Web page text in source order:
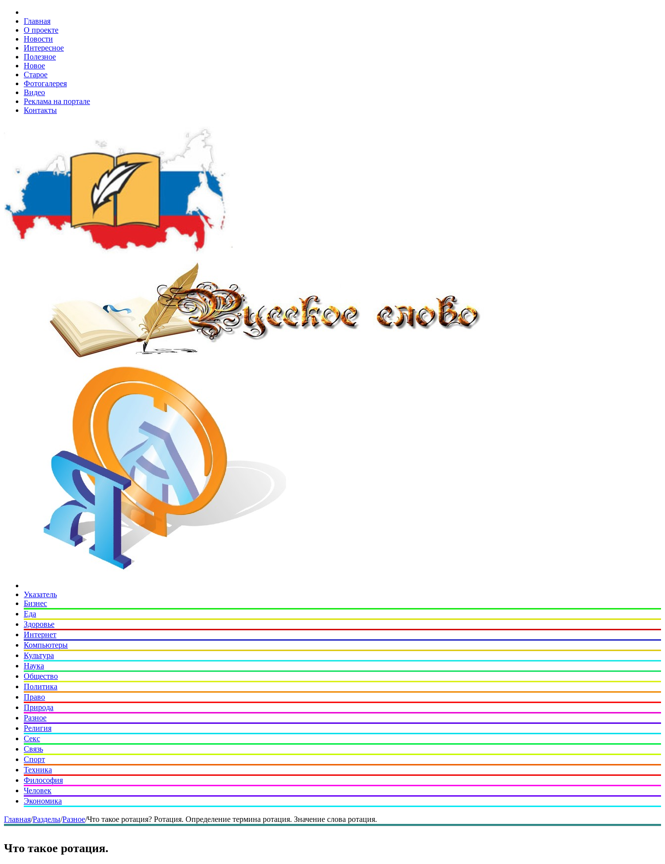
Главная
О проекте
Новости
Интересное
Полезное
Новое
Старое
Фотогалерея
Видео
Реклама на портале
Контакты
Указатель
Бизнес
Еда
Здоровье
Интернет
Компьютеры
Культура
Наука
Общество
Политика
Право
Природа
Разное
Религия
Секс
Связь
Спорт
Техника
Философия
Человек
Экономика
Главная/Разделы/Разное/Что такое ротация? Ротация. Определение термина ротация. Значение слова ротация.
Что такое ротация.